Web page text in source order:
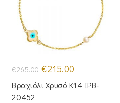
€265.00 Original
price
was:
€265.00.
€215.00
τιμή
είναι:
Βραχιόλι Χρυσό Κ14 IPB-
20452